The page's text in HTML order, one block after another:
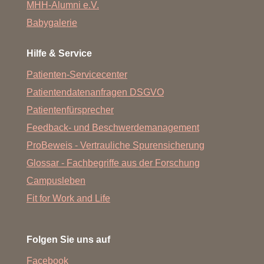
metastasiertem, kastrationsresistentem Prostatakrebs.
MHH-Alumni e.V.
Babygalerie
Hilfe & Service
Patienten-Servicecenter
Patientendatenanfragen DSGVO
Patientenfürsprecher
Feedback- und Beschwerdemanagement
ProBeweis - Vertrauliche Spurensicherung
Glossar - Fachbegriffe aus der Forschung
Campusleben
Fit for Work and Life
Folgen Sie uns auf
Facebook